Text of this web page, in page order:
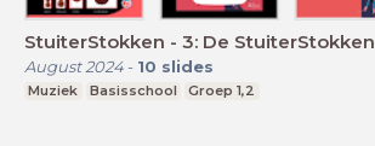
StuiterStokken - 3: De StuiterStokken
August 2024- 10 slides
Muziek Basisschool Groep 1,2